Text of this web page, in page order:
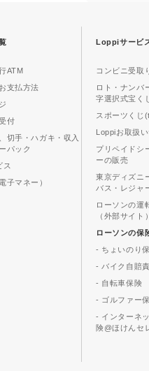
ATM
支払方法
付
切手・ハガキ・収入
パック
ス
子マネー）
Loppiサービ
コンビニ受取
ロト・ナンバ
字選択式宝く
スポーツくじ
Loppiお取扱
プリペイドシ
ーの販売
東京ディズニ
バス・レジャ
ローソンの運
（外部サイト
ローソンの保
- ちょいのり
- バイク自賠
- 自転車保険
- ゴルファー
- インターネ
険@ほけんセ